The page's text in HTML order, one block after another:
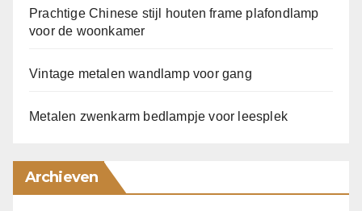
Prachtige Chinese stijl houten frame plafondlamp
voor de woonkamer
Vintage metalen wandlamp voor gang
Metalen zwenkarm bedlampje voor leesplek
Archieven